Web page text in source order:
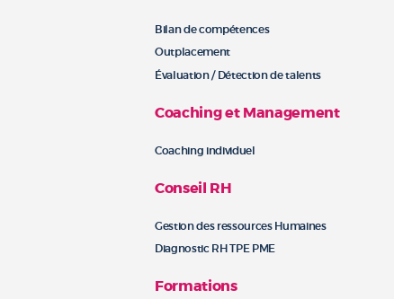
Bilan de compétences
Outplacement
Évaluation / Détection de talents
Coaching et Management
Coaching individuel
Conseil RH
Gestion des ressources Humaines
Diagnostic RH TPE PME
Formations